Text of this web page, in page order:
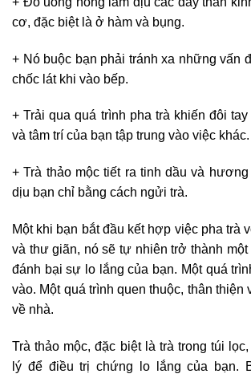
cơ, đặc biệt là ở hàm và bụng.
+ Nó buộc bạn phải tránh xa những vấn
chốc lát khi vào bếp.
+ Trải qua quá trình pha trà khiến đôi
và tâm trí của bạn tập trung vào việc khác.
+ Trà thảo mộc tiết ra tinh dầu và
dịu bạn chỉ bằng cách ngửi trà.
Một khi bạn bắt đầu kết hợp việc pha trà
và thư giãn, nó sẽ tự nhiên trở thành
đánh bại sự lo lắng của bạn. Một quá
vào. Một quá trình quen thuộc, thân thiện
về nhà.
Trà thảo mộc, đặc biệt là trà trong túi
lý để điều trị chứng lo lắng của bạn.